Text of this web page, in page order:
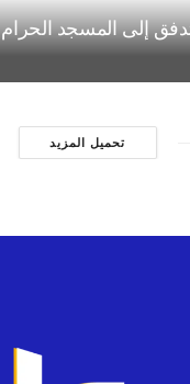
إلى المسجد الحرام
تحميل المزيد